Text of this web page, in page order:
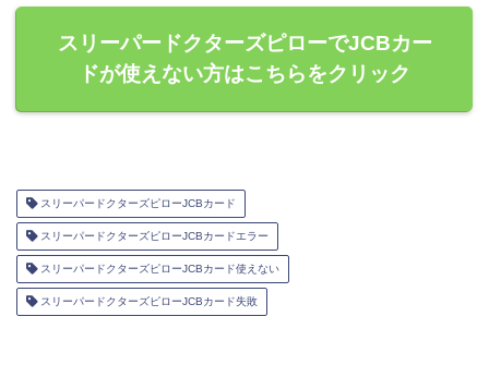
スリーパードクターズピローでJCBカー
ドが使えない方はこちらをクリック
スリーパードクターズピローJCBカード
スリーパードクターズピローJCBカードエラー
スリーパードクターズピローJCBカード使えない
スリーパードクターズピローJCBカード失敗